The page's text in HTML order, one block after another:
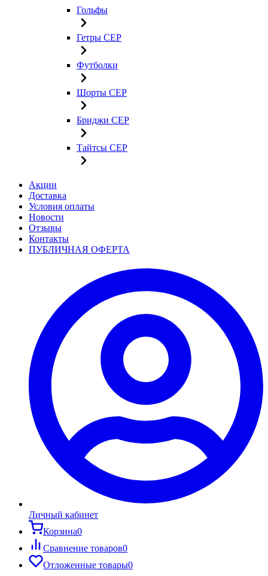
Гольфы
Гетры CEP
Футболки
Шорты CEP
Бриджи CEP
Тайтсы CEP
Акции
Доставка
Условия оплаты
Новости
Отзывы
Контакты
ПУБЛИЧНАЯ ОФЕРТА
Личный кабинет
Корзина0
Сравнение товаров0
Отложенные товары0